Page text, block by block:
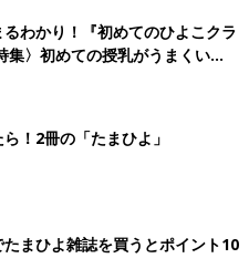
わかり！『初めてのひよこクラ
集〉初めての授乳がうまくい
の基本と夏のトラブル 解決テ
！2冊の「たまひよ」
まひよ雑誌を買うとポイント10